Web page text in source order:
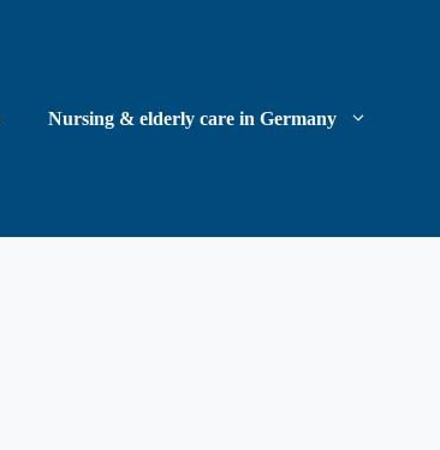
Nursing & elderly care in Germany